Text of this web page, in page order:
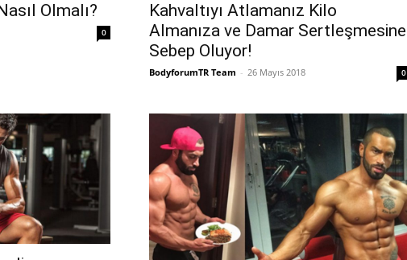
Olmalı?
0
Kahvaltıyı Atlamanız Kilo
Almanıza ve Damar Sertleşmesine
Sebep Oluyor!
BodyforumTR Team - 26 Mayıs 2018 0